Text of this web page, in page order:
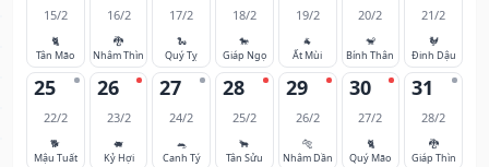
15/2
🐈
Tân Mão
16/2
🐉
Nhâm Thìn
17/2
🐍
Quý Tỵ
18/2
🐎
Giáp Ngọ
19/2
🐐
Ất Mùi
20/2
🐒
Bính Thân
21/2
🐓
Đinh Dậu
25
22/2
🐕
Mậu Tuất
26
23/2
🐖
Kỷ Hợi
27
24/2
🐀
Canh Tý
28
25/2
🐂
Tân Sửu
29
26/2
🐅
Nhâm Dần
30
27/2
🐈
Quý Mão
31
28/2
🐉
Giáp Thìn